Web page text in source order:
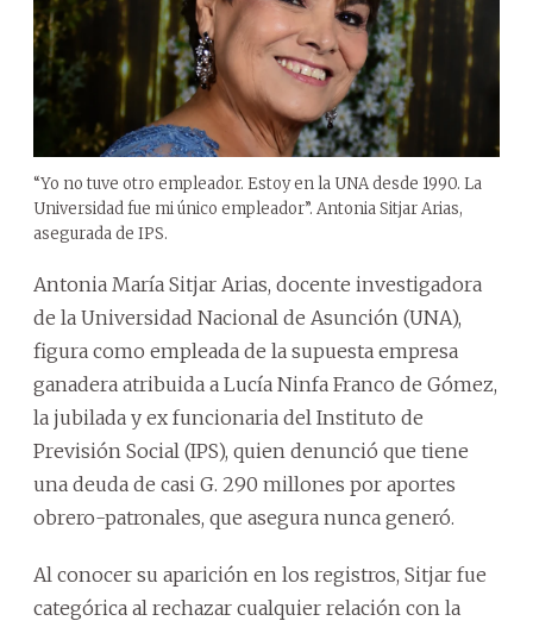
“Yo no tuve otro empleador. Estoy en la UNA desde 1990. La
Universidad fue mi único empleador”. Antonia Sitjar Arias,
asegurada de IPS.
Antonia María Sitjar Arias, docente investigadora
de la Universidad Nacional de Asunción (UNA),
figura como empleada de la supuesta empresa
ganadera atribuida a Lucía Ninfa Franco de Gómez,
la jubilada y ex funcionaria del Instituto de
Previsión Social (IPS), quien denunció que tiene
una deuda de casi G. 290 millones por aportes
obrero-patronales, que asegura nunca generó.
Al conocer su aparición en los registros, Sitjar fue
categórica al rechazar cualquier relación con la